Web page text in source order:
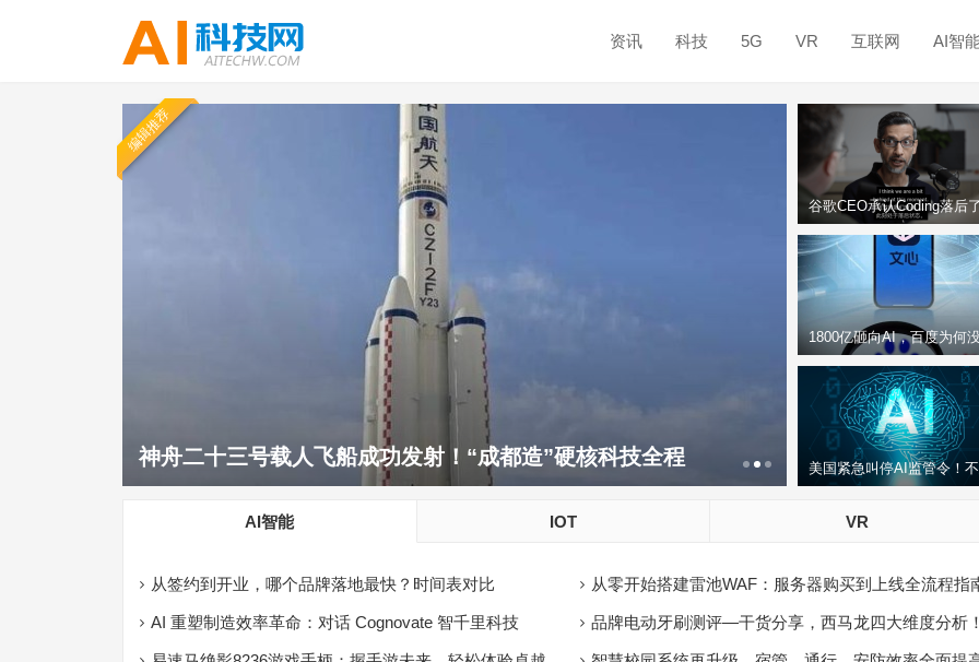
资讯 科技 5G VR 互联网 AI智
神舟二十三号载人飞船成功发射！“成都造”硬核科技全程 太空书写“新长征
乘组创多个“首次”
编辑推荐
谷歌CEO承认Coding落后了
1800亿砸向AI，百度为何
“捧红”文心？
美国紧急叫停AI监管令！
AI智能 IOT VR
从签约到开业，哪个品牌落地最快？时间表对比 从零开始搭建雷池WAF：服务器购买到上线全流程指
AI 重塑制造效率⾰命：对话 Cognovate 智千⾥科技
CEO 李刚探路玻璃深加⼯⾏业的 AI 实践与未来
品牌电动牙刷测评—干货分享，西马龙四大维度分析！